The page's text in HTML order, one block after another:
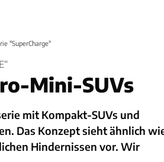
"SuperCharge"
Mini-SUVs
mit Kompakt-SUVs und
Das Konzept sieht ähnlich
Hindernissen vor. Wir